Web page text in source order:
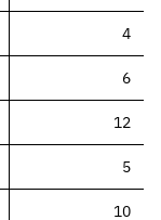
4
6
12
5
10